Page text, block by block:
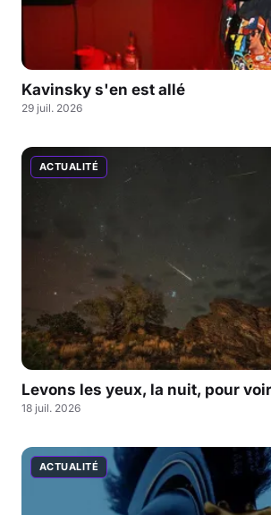
Kavinsky s'en est allé
29 juil. 2026
ACTUALITÉ
Levons les yeux, la nuit, pour
18 juil. 2026
ACTUALITÉ